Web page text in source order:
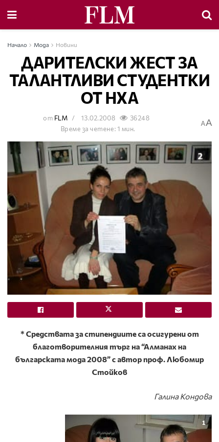
Начало Мода Новини
ДАРИТЕЛСКИ ЖЕСТ ЗА
ТАЛАНТЛИВИ СТУДЕНТКИ
ОТ НХА
от FLM 13.02.2008
36248
Време за четене: 1 мин.
AA
* Средствата за стипендиите са осигурени от
благотворителния търг на “Алманах на
българската мода 2008” с автор проф. Любомир
Стойков
Галина Кондова